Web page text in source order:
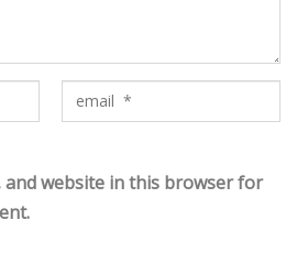
and website in this browser for